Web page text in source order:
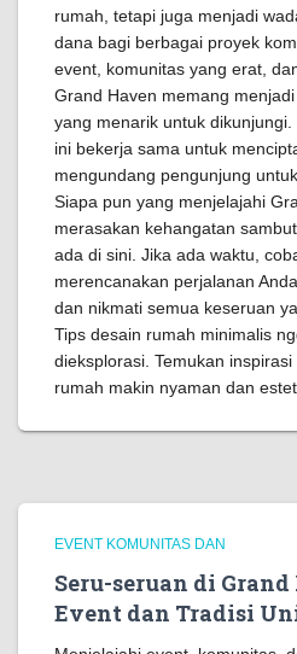
rumah, tetapi juga menjadi
dana bagi berbagai proyek
event, komunitas yang erat,
Grand Haven memang
yang menarik untuk
ini bekerja sama untuk
mengundang pengunjung
Siapa pun yang menjelajahi
merasakan kehangatan
ada di sini. Jika ada waktu,
merencanakan perjalanan
dan nikmati semua keseruan
Tips desain rumah minimalis
dieksplorasi. Temukan
rumah makin nyaman dan
EVENT KOMUNITAS DAN
Seru-seruan di
Event dan Tradisi